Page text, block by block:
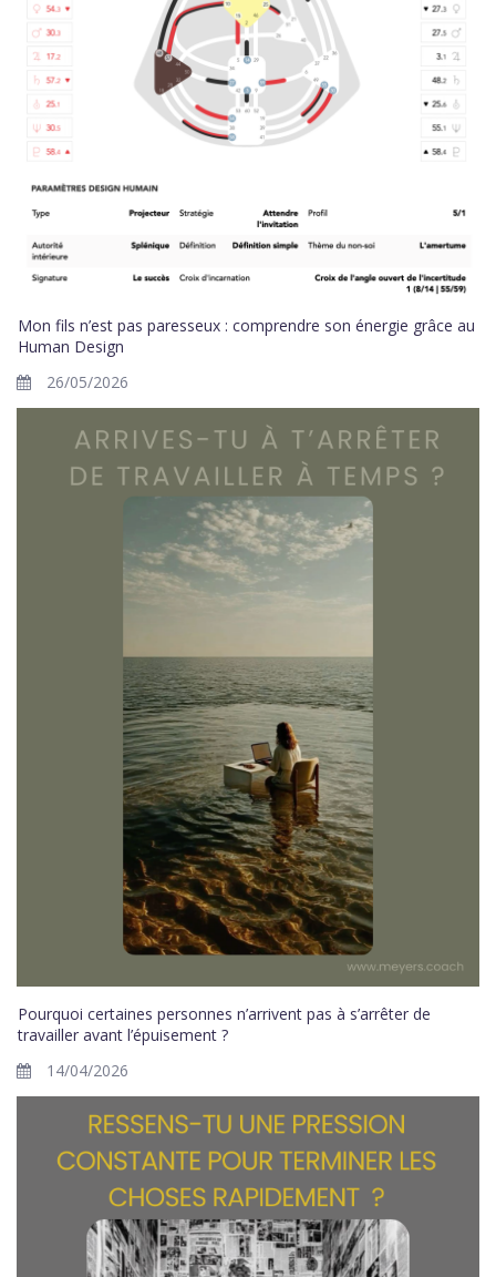
Mon fils n’est pas paresseux : comprendre son énergie grâce au
Human Design
26/05/2026
Pourquoi certaines personnes n’arrivent pas à s’arrêter de
travailler avant l’épuisement ?
14/04/2026